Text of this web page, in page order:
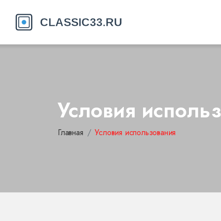
Условия
Главная Условия использования